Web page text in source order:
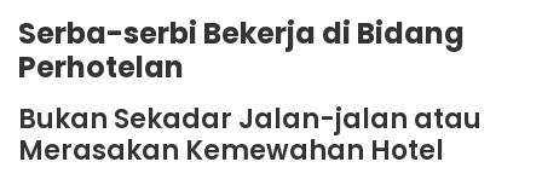
Serba-serbi Bekerja di Bidang
Perhotelan
Bukan Sekadar Jalan-jalan atau
Merasakan Kemewahan Hotel